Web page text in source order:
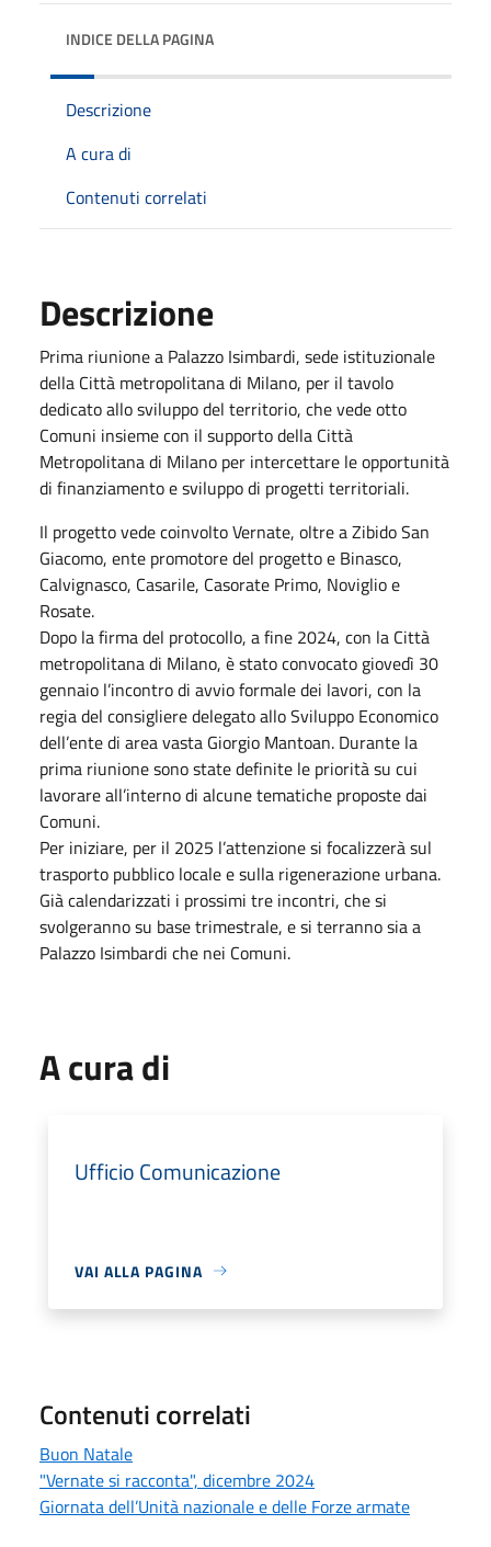
INDICE DELLA PAGINA
Descrizione
A cura di
Contenuti correlati
Descrizione
Prima riunione a Palazzo Isimbardi, sede istituzionale
della Città metropolitana di Milano, per il tavolo
dedicato allo sviluppo del territorio, che vede otto
Comuni insieme con il supporto della Città
Metropolitana di Milano per intercettare le opportunità
di finanziamento e sviluppo di progetti territoriali.
Il progetto vede coinvolto Vernate, oltre a Zibido San
Giacomo, ente promotore del progetto e Binasco,
Calvignasco, Casarile, Casorate Primo, Noviglio e
Rosate.
Dopo la firma del protocollo, a fine 2024, con la Città
metropolitana di Milano, è stato convocato giovedì 30
gennaio l’incontro di avvio formale dei lavori, con la
regia del consigliere delegato allo Sviluppo Economico
dell’ente di area vasta Giorgio Mantoan. Durante la
prima riunione sono state definite le priorità su cui
lavorare all’interno di alcune tematiche proposte dai
Comuni.
Per iniziare, per il 2025 l’attenzione si focalizzerà sul
trasporto pubblico locale e sulla rigenerazione urbana.
Già calendarizzati i prossimi tre incontri, che si
svolgeranno su base trimestrale, e si terranno sia a
Palazzo Isimbardi che nei Comuni.
A cura di
Ufficio Comunicazione
VAI ALLA PAGINA
Contenuti correlati
Buon Natale
"Vernate si racconta", dicembre 2024
Giornata dell’Unità nazionale e delle Forze armate